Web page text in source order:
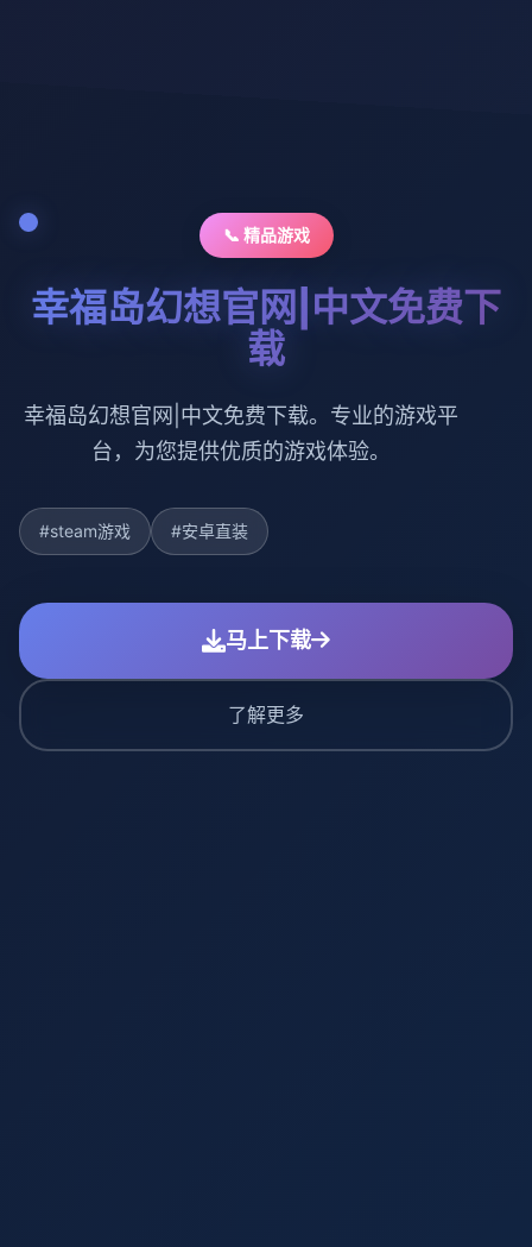
📞 精品游戏
幸福岛幻想官网|中文免费下
载
幸福岛幻想官网|中文免费下载。专业的游戏平
台，为您提供优质的游戏体验。
#steam游戏 #安卓直装
马上下载
了解更多